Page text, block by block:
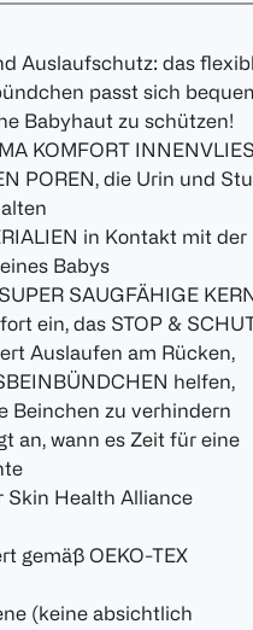
Auslaufschutz: das
passt sich
Babyhaut zu schützen!
KOMFORT
POREN, die Urin und
in Kontakt mit der
Babys
SAUGFÄHIGE
ein, das STOP &
Auslaufen am Rücken,
helfen,
Beinchen zu verhindern
an, wann es Zeit für eine
Skin Health Alliance
gemäß OEKO-TEX
(keine absichtlich